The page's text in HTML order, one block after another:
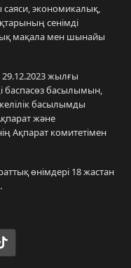
саяси, экономикалық,
сенімді
мақала мен шынайы
29.12.2023 жылғы
баспасөз басылымын,
басылымды
және
Ақпарат комитетімен
өнімдері 18 жастан